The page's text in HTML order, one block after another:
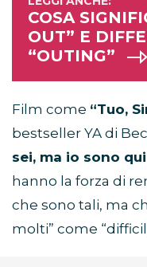
COSA
OUT” E
“OUTING”
Film come “Tuo,
bestseller YA di
sei, ma io sono
hanno la forza di
che sono tali, ma
molti” come